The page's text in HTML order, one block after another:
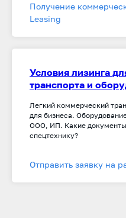
Получение
Leasing
Условия лизинга
транспорта и
Легкий коммерческий
для бизнеса.
ООО, ИП. Какие
спецтехнику?
Отправить заявку на